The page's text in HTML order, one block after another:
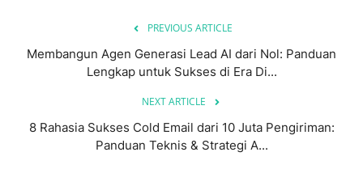
PREVIOUS ARTICLE
Membangun Agen Generasi Lead AI dari Nol: Panduan
Lengkap untuk Sukses di Era Di...
NEXT ARTICLE
8 Rahasia Sukses Cold Email dari 10 Juta Pengiriman:
Panduan Teknis & Strategi A...